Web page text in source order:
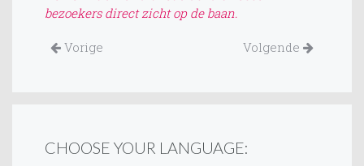
bezoekers direct zicht op de baan.
Vorige Volgende
CHOOSE YOUR LANGUAGE: